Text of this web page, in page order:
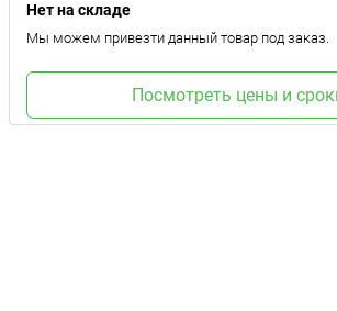
Нет на складе
Мы можем привезти данный товар под заказ.
Посмотреть цены и